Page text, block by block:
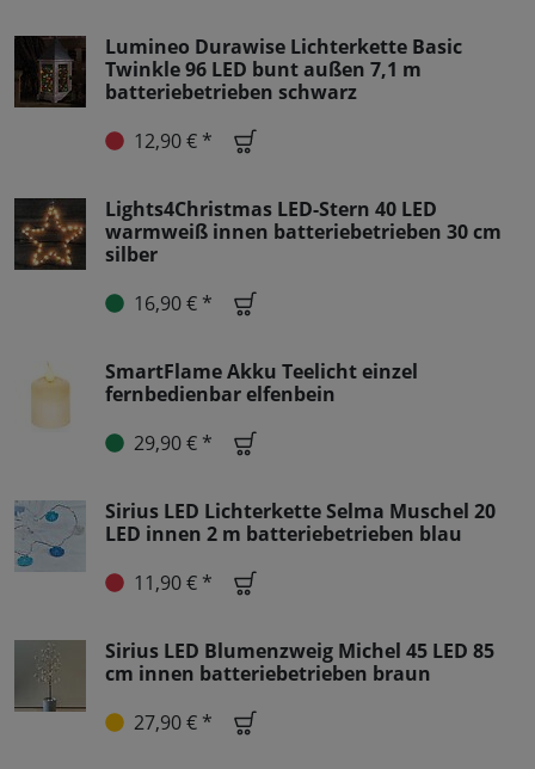
Lumineo Durawise Lichterkette Basic
Twinkle 96 LED bunt außen 7,1 m
batteriebetrieben schwarz
12,90 € *
Lights4Christmas LED-Stern 40 LED
warmweiß innen batteriebetrieben 30 cm
silber
16,90 € *
SmartFlame Akku Teelicht einzel
fernbedienbar elfenbein
29,90 € *
Sirius LED Lichterkette Selma Muschel 20
LED innen 2 m batteriebetrieben blau
11,90 € *
Sirius LED Blumenzweig Michel 45 LED 85
cm innen batteriebetrieben braun
27,90 € *